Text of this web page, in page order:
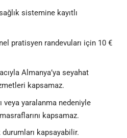
sistemine kayıtlı
pratisyen randevuları için 10 €
Almanya’ya seyahat
kapsamaz.
veya yaralanma nedeniyle
kapsamaz.
kapsayabilir.